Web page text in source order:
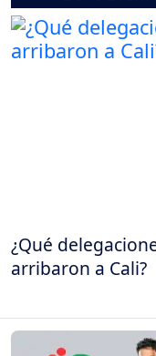
¿Qué
arribaron a Cali?